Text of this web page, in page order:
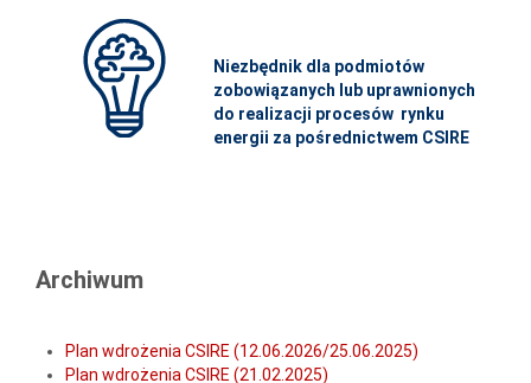
Niezbędnik dla podmiotów
zobowiązanych lub uprawnionych
do realizacji procesów rynku
energii za pośrednictwem CSIRE
Archiwum
Plan wdrożenia CSIRE (12.06.2026/25.06.2025)
Plan wdrożenia CSIRE (21.02.2025)